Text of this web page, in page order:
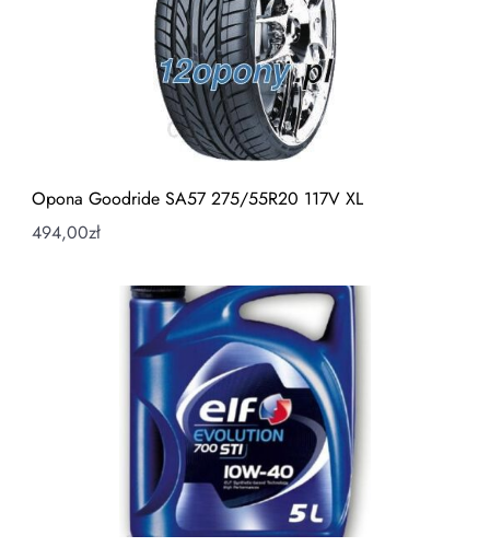
Opona Goodride SA57 275/55R20 117V XL
494,00zł